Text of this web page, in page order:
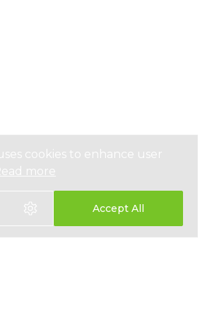
cookies to enhance user
more
Accept All